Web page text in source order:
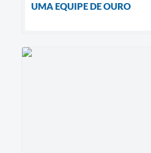
UMA EQUIPE DE OURO